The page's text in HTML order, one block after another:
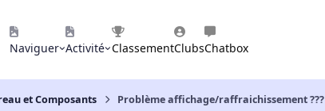
Naviguer Activité ClassementClubsChatbox
et Composants Problème affichage/raffraichissement ???